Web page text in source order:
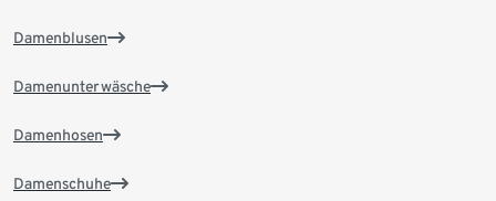
Damenblusen
Damenunterwäsche
Damenhosen
Damenschuhe